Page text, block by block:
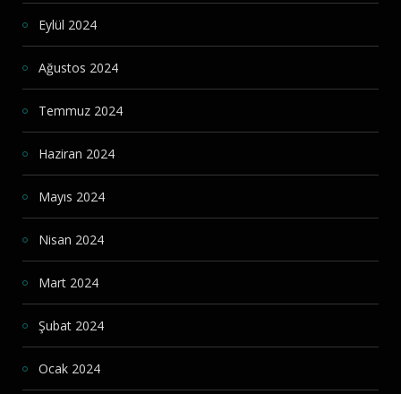
Eylül 2024
Ağustos 2024
Temmuz 2024
Haziran 2024
Mayıs 2024
Nisan 2024
Mart 2024
Şubat 2024
Ocak 2024